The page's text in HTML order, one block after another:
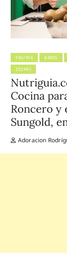
FRUTAS KIWIS
ZESPRI
Cocina
Roncero y
Sungold,
Adoracion